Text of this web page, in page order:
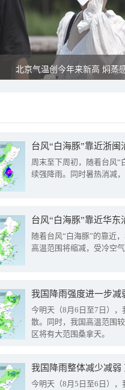
北京气温创今年来新高 焖蒸
台风“白海豚”靠近浙
周末至下周初，随着台风“
续强降雨。同时暑热消减
台风“白海豚”靠近华
随着台风“白海豚”的靠近
高温范围将缩减，受冷空
今明天（8月6日至7日）
散。同时，我国高温范围
区将有大范围桑拿天。
我国降雨整体减少减弱
今明天（8月5日至6日）